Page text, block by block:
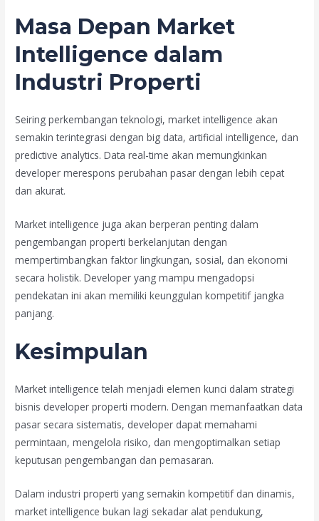
Masa Depan Market
Intelligence dalam
Industri Properti
Seiring perkembangan teknologi, market intelligence akan
semakin terintegrasi dengan big data, artificial intelligence, dan
predictive analytics. Data real-time akan memungkinkan
developer merespons perubahan pasar dengan lebih cepat
dan akurat.
Market intelligence juga akan berperan penting dalam
pengembangan properti berkelanjutan dengan
mempertimbangkan faktor lingkungan, sosial, dan ekonomi
secara holistik. Developer yang mampu mengadopsi
pendekatan ini akan memiliki keunggulan kompetitif jangka
panjang.
Kesimpulan
Market intelligence telah menjadi elemen kunci dalam strategi
bisnis developer properti modern. Dengan memanfaatkan data
pasar secara sistematis, developer dapat memahami
permintaan, mengelola risiko, dan mengoptimalkan setiap
keputusan pengembangan dan pemasaran.
Dalam industri properti yang semakin kompetitif dan dinamis,
market intelligence bukan lagi sekadar alat pendukung,